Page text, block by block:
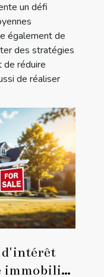
un défi
également de
des stratégies
réduire
de réaliser
d'intérêt
immobilier